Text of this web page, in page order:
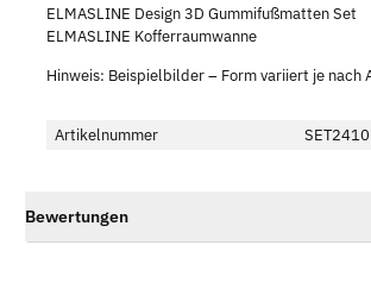
ELMASLINE Design 3D Gummifußmatten Set
ELMASLINE Kofferraumwanne
Hinweis: Beispielbilder – Form variiert je nach
Artikelnummer
Bewertungen